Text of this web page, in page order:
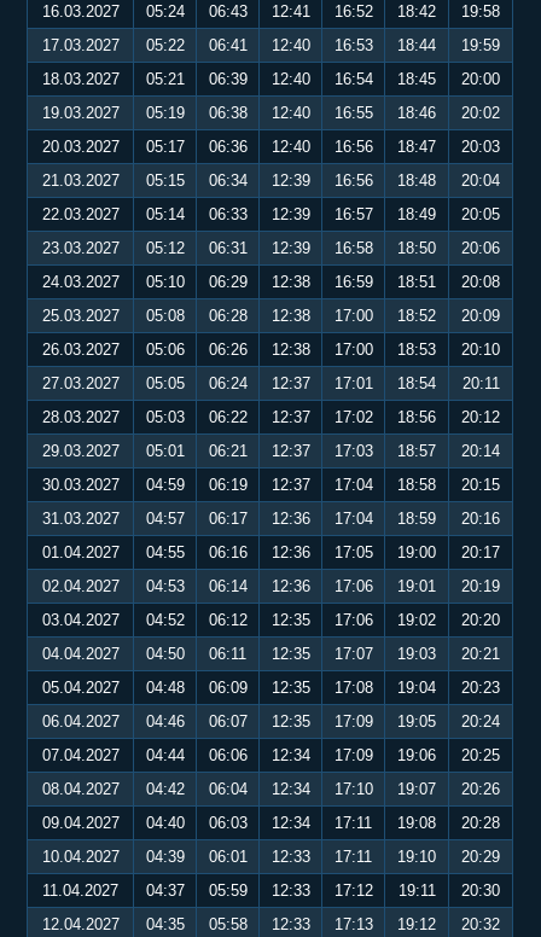
16.03.2027
05:24 06:43 12:41 16:52 18:42
19:58
17.03.2027
05:22 06:41 12:40 16:53 18:44
19:59
18.03.2027
05:21 06:39 12:40 16:54 18:45
20:00
19.03.2027
05:19 06:38 12:40 16:55 18:46
20:02
20.03.2027
05:17 06:36 12:40 16:56 18:47
20:03
21.03.2027
05:15 06:34 12:39 16:56 18:48
20:04
22.03.2027
05:14 06:33 12:39 16:57 18:49
20:05
23.03.2027
05:12 06:31 12:39 16:58 18:50
20:06
24.03.2027
05:10 06:29 12:38 16:59 18:51
20:08
25.03.2027
05:08 06:28 12:38 17:00 18:52
20:09
26.03.2027
05:06 06:26 12:38 17:00 18:53
20:10
27.03.2027
05:05 06:24 12:37 17:01 18:54
20:11
28.03.2027
05:03 06:22 12:37 17:02 18:56
20:12
29.03.2027
05:01 06:21 12:37 17:03 18:57
20:14
30.03.2027
04:59 06:19 12:37 17:04 18:58
20:15
31.03.2027
04:57 06:17 12:36 17:04 18:59
20:16
01.04.2027
04:55 06:16 12:36 17:05 19:00
20:17
02.04.2027
04:53 06:14 12:36 17:06 19:01
20:19
03.04.2027
04:52 06:12 12:35 17:06 19:02
20:20
04.04.2027
04:50 06:11 12:35 17:07 19:03
20:21
05.04.2027
04:48 06:09 12:35 17:08 19:04
20:23
06.04.2027
04:46 06:07 12:35 17:09 19:05
20:24
07.04.2027
04:44 06:06 12:34 17:09 19:06
20:25
08.04.2027
04:42 06:04 12:34 17:10 19:07
20:26
09.04.2027
04:40 06:03 12:34 17:11 19:08
20:28
10.04.2027
04:39 06:01 12:33 17:11 19:10
20:29
11.04.2027
04:37 05:59 12:33 17:12 19:11
20:30
12.04.2027
04:35 05:58 12:33 17:13 19:12 20:32